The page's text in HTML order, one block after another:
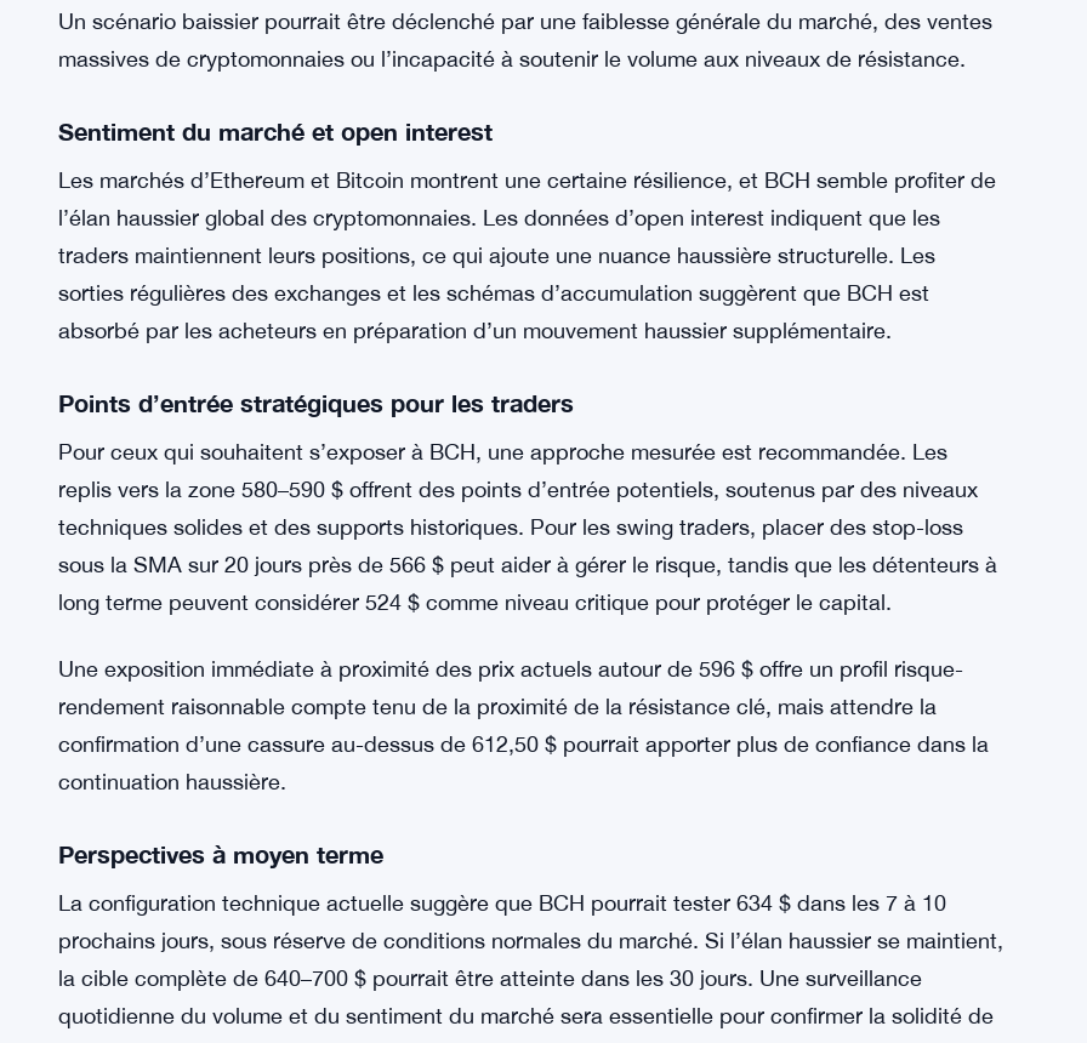
Risque baissierMalgré la perspective technique favorable, les traders doivent rester attentifs
vers le milieu des bandes de Bollinger à 566,28 $. Une cassure sous ce support, et surtout sous
524 $, indiquerait un possible renversement de tendance, avec un objectif vers le support plus
fort à 487,30 $.
l’élan haussier global des cryptomonnaies. Les données d’open interest indiquent que les
sorties régulières des exchanges et les schémas d’accumulation suggèrent que BCH est
absorbé par les acheteurs en préparation d’un mouvement haussier supplémentaire.
Points d’entrée stratégiques pour les traders
Pour ceux qui souhaitent s’exposer à BCH, une approche mesurée est recommandée. Les
replis vers la zone 580–590 $ offrent des points d’entrée potentiels, soutenus par des niveaux
techniques solides et des supports historiques. Pour les swing traders, placer des stop-loss
long terme peuvent considérer 524 $ comme niveau critique pour protéger le capital.
rendement raisonnable compte tenu de la proximité de la résistance clé, mais attendre la